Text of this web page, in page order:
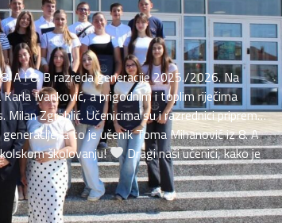
A i 8. B razreda generacije 2025./2026. Na
Ivanković, a prigodnim i toplim riječima
Zgrablić. Učenicima su i razrednici pripremili
a to je učenik Toma Mihanović iz 8. A
školovanju!
Dragi naši učenici, kako je
tu za vas, podrška...